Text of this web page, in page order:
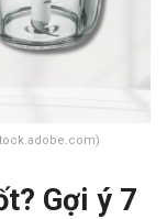
Gợi ý 7